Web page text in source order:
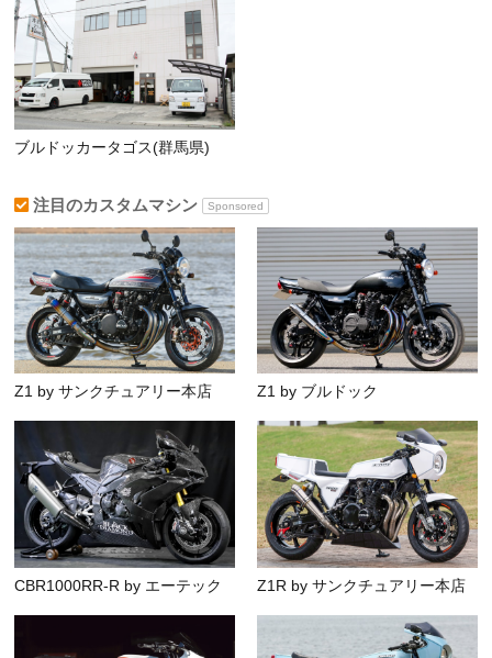
ブルドッカータゴス(群馬県)
注目のカスタムマシン Sponsored
Z1 by サンクチュアリー本店 Z1 by ブルドック
CBR1000RR-R by エーテック Z1R by サンクチュアリー本店